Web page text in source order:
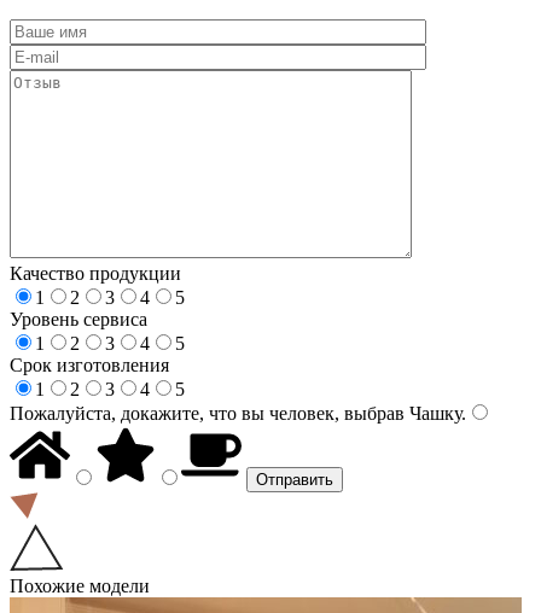
Качество продукции
1
2 3 4
5
Уровень сервиса
1
2 3 4
5
Срок изготовления
1
2 3 4
5
Пожалуйста, докажите, что вы человек, выбрав Чашку.
Похожие модели